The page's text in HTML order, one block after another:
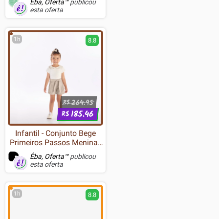
Êba, Oferta™publicou
esta oferta
1h 8.8
R$264.95
R$185.46
Infantil - Conjunto Bege
Primeiros Passos Menina -
53323-1362
Êba, Oferta™publicou
esta oferta
1h 8.8